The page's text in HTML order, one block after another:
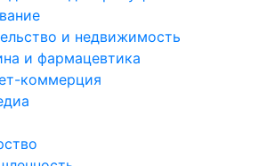
и недвижимость
и фармацевтика
коммерция